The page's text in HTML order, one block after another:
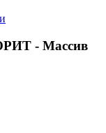
- Массив